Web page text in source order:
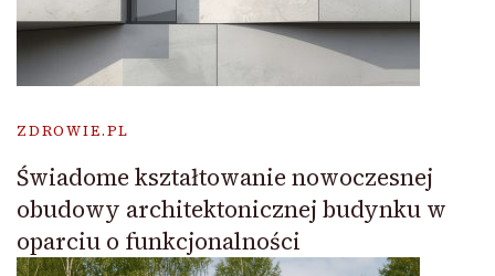
ZDROWIE.PL
Świadome kształtowanie nowoczesnej
obudowy architektonicznej budynku w
oparciu o funkcjonalności